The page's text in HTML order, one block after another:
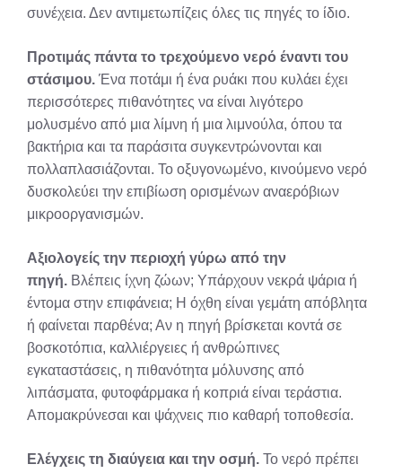
συνέχεια. Δεν αντιμετωπίζεις όλες τις πηγές το ίδιο.
Προτιμάς πάντα το τρεχούμενο νερό έναντι του
στάσιμου. Ένα ποτάμι ή ένα ρυάκι που κυλάει έχει
περισσότερες πιθανότητες να είναι λιγότερο
μολυσμένο από μια λίμνη ή μια λιμνούλα, όπου τα
βακτήρια και τα παράσιτα συγκεντρώνονται και
πολλαπλασιάζονται. Το οξυγονωμένο, κινούμενο νερό
δυσκολεύει την επιβίωση ορισμένων αναερόβιων
μικροοργανισμών.
Αξιολογείς την περιοχή γύρω από την
πηγή. Βλέπεις ίχνη ζώων; Υπάρχουν νεκρά ψάρια ή
έντομα στην επιφάνεια; Η όχθη είναι γεμάτη απόβλητα
ή φαίνεται παρθένα; Αν η πηγή βρίσκεται κοντά σε
βοσκοτόπια, καλλιέργειες ή ανθρώπινες
εγκαταστάσεις, η πιθανότητα μόλυνσης από
λιπάσματα, φυτοφάρμακα ή κοπριά είναι τεράστια.
Απομακρύνεσαι και ψάχνεις πιο καθαρή τοποθεσία.
Ελέγχεις τη διαύγεια και την οσμή. Το νερό πρέπει